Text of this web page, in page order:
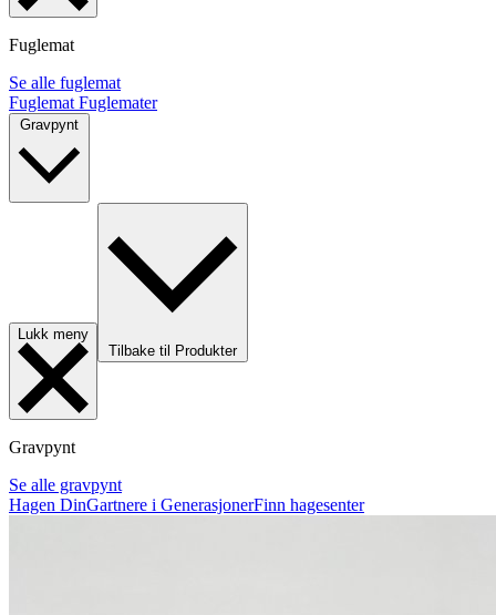
Fuglemat
Se alle fuglemat
Fuglemat Fuglemater
Lukk meny
Tilbake til Produkter
Gravpynt
Se alle gravpynt
Hagen DinGartnere i GenerasjonerFinn hagesenter